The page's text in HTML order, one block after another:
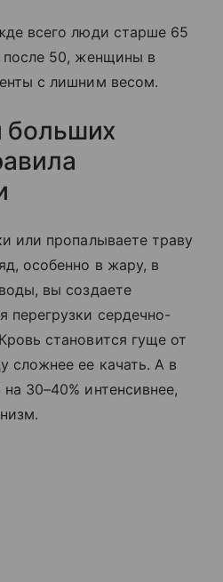
всего люди старше 65
50, женщины в
с лишним весом.
больших
или пропалываете траву
особенно в жару, в
вы создаете
перегрузки сердечно-
становится гуще от
сложнее ее качать. А в
30–40% интенсивнее,